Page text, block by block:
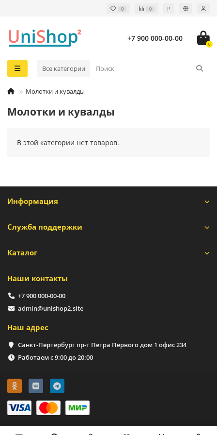
0 0 ₽
+7 900 000-00-00
0
Все категории
Молотки и кувалды
Молотки и кувалды
В этой категории нет товаров.
Информация
Служба поддержки
Каталог
Наши контакты
+7 900 000-00-00
admin@unishop2.site
Наш адрес
Санкт-Пертербург пр-т Петра Первого дом 1 офис 234
Работаем с 9:00 до 20:00